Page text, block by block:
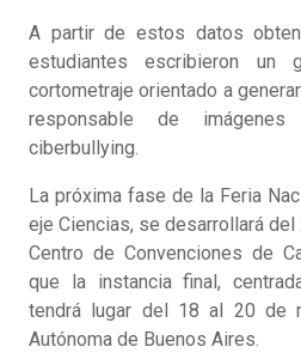
A partir de estos datos
estudiantes escribieron un
cortometraje orientado a
responsable de
ciberbullying.
La próxima fase de la Feria
eje Ciencias, se desarrollará
Centro de Convenciones de
que la instancia final,
tendrá lugar del 18 al 20 de
Autónoma de Buenos Aires.